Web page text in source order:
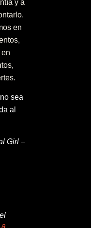
y a
en
sea
al
Girl –